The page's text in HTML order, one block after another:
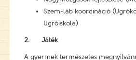
Szem-láb koordináció
Ugróiskola)
2. Játék
A gyermek természetes